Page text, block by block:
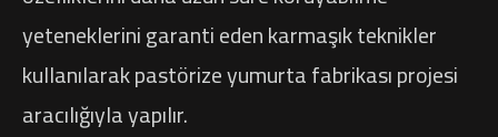
yeteneklerini garanti eden karmaşık teknikler
kullanılarak pastörize yumurta fabrikası projesi
aracılığıyla yapılır.